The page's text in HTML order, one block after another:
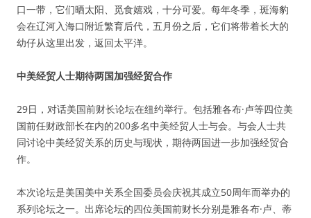
口一带，它们晒太阳、觅食嬉戏，十分可爱。每年冬季，斑海豹
会在辽河入海口附近繁育后代，五月份之后，它们将带着长大的
幼仔从这里出发，返回太平洋。
中美经贸人士期待两国加强经贸合作
29日，对话美国前财长论坛在纽约举行。包括雅各布·卢等四位美
国前任财政部长在内的200多名中美经贸人士与会。与会人士共
同讨论中美经贸关系的历史与现状，期待两国进一步加强经贸合
作。
本次论坛是美国美中关系全国委员会庆祝其成立50周年而举办的
系列论坛之一。出席论坛的四位美国前财长分别是雅各布·卢、蒂